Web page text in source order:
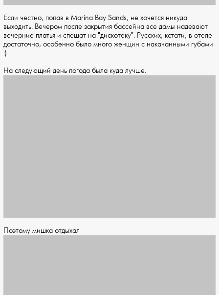
Если честно, попав в Marina Bay Sands, не хочется никуда
выходить. Вечером после закрытия бассейна все дамы надевают
вечерние платья и спешат на "дискотеку". Русских, кстати, в отеле
достаточно, особенно было много женщин с накачанными губами
:)
На следующий день погода была куда лучше.
Поэтому мишка отдыхал